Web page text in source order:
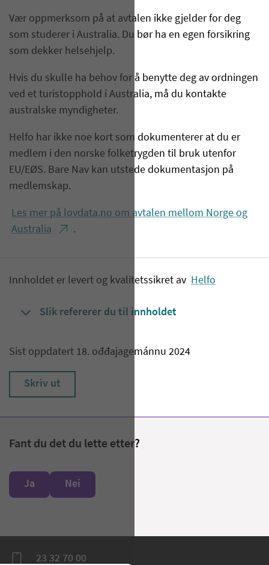
Vær oppmerksom på at avtalen ikke gjelder for deg
som studerer i Australia. Du bør ha en egen forsikring
som dekker helsehjelp.
Hvis du skulle ha behov for å benytte deg av ordningen
ved et turistopphold i Australia, må du kontakte
australske myndigheter.
Helfo har ikke noe kort som dokumenterer at du er
medlem i den norske folketrygden til bruk utenfor
EU/EØS. Bare Nav kan utstede dokumentasjon på
medlemskap.
Les mer på lovdata.no om avtalen mellom Norge og
Australia
.
Innholdet er levert og kvalitetssikret av Helfo
Slik refererer du til innholdet
Sist oppdatert 18. ođđajagemánnu 2024
Skriv ut
Fant du det du lette etter?
Ja Nei